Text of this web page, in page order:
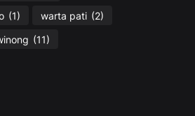
(1) warta pati (2)
(11)